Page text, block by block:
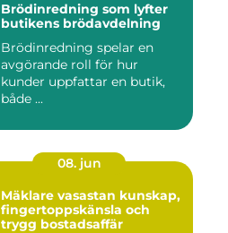
Brödinredning som lyfter
butikens brödavdelning
Brödinredning spelar en
avgörande roll för hur
kunder uppfattar en butik,
både ...
08. jun
Mäklare vasastan kunskap,
fingertoppskänsla och
trygg bostadsaffär